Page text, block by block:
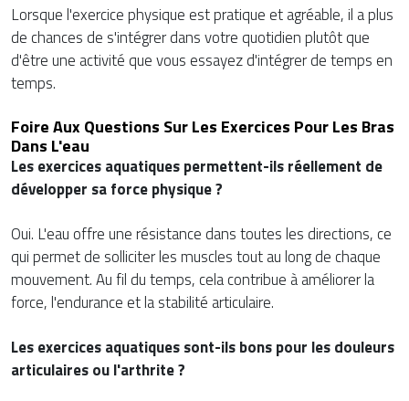
Lorsque l'exercice physique est pratique et agréable, il a plus
de chances de s'intégrer dans votre quotidien plutôt que
d'être une activité que vous essayez d'intégrer de temps en
temps.
Foire Aux Questions Sur Les Exercices Pour Les Bras
Dans L'eau
Les exercices aquatiques permettent-ils réellement de
développer sa force physique ?
Oui. L'eau offre une résistance dans toutes les directions, ce
qui permet de solliciter les muscles tout au long de chaque
mouvement. Au fil du temps, cela contribue à améliorer la
force, l'endurance et la stabilité articulaire.
Les exercices aquatiques sont-ils bons pour les douleurs
articulaires ou l'arthrite ?